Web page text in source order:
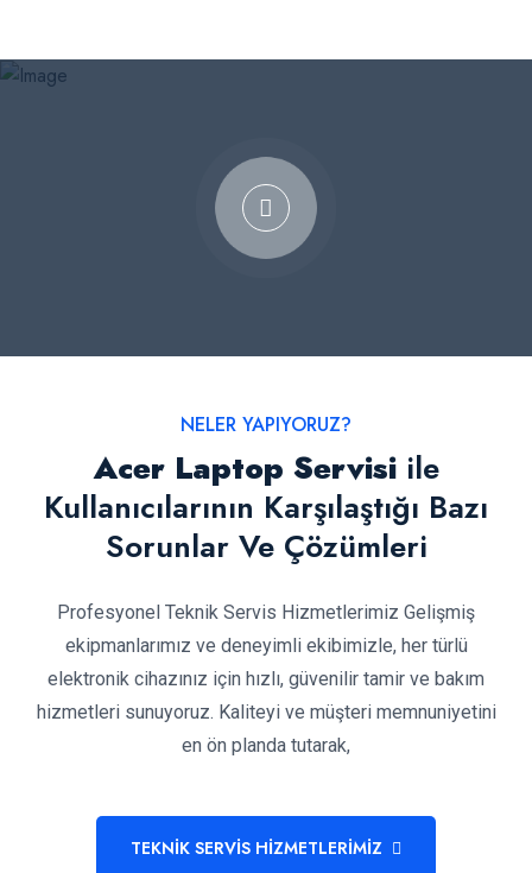
NELER YAPIYORUZ?
Acer Laptop Servisiile
Kullanıcılarının Karşılaştığı Bazı
Sorunlar Ve Çözümleri
Profesyonel Teknik Servis Hizmetlerimiz Gelişmiş
ekipmanlarımız ve deneyimli ekibimizle, her türlü
elektronik cihazınız için hızlı, güvenilir tamir ve bakım
hizmetleri sunuyoruz. Kaliteyi ve müşteri memnuniyetini
en ön planda tutarak,
TEKNİK SERVİS HİZMETLERİMİZ